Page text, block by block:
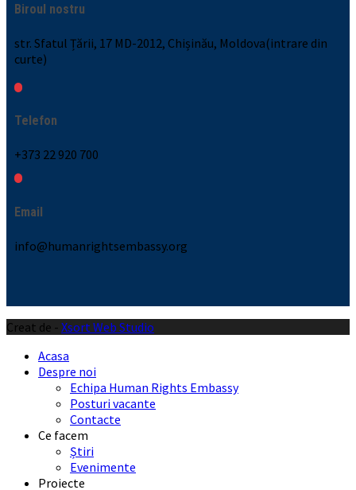
Biroul nostru
str. Sfatul Țării, 17 MD-2012, Chișinău, Moldova(intrare din
curte)
Telefon
+373 22 920 700
Email
info@humanrightsembassy.org
Creat de - Xsort Web Studio
Acasa
Despre noi
Echipa Human Rights Embassy
Posturi vacante
Contacte
Ce facem
Știri
Evenimente
Proiecte